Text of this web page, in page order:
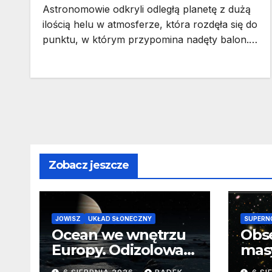
Astronomowie odkryli odległą planetę z dużą
ilością helu w atmosferze, która rozdęła się do
punktu, w którym przypomina nadęty balon.…
Zobacz jeszcze
JOWISZ UKŁAD SŁONECZNY
Ocean we wnętrzu
Europy. Odizolowani
przez lodową
od